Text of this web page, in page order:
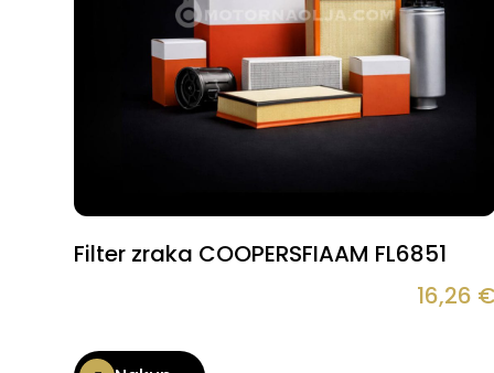
Filter zraka COOPERSFIAAM FL6851
16,26